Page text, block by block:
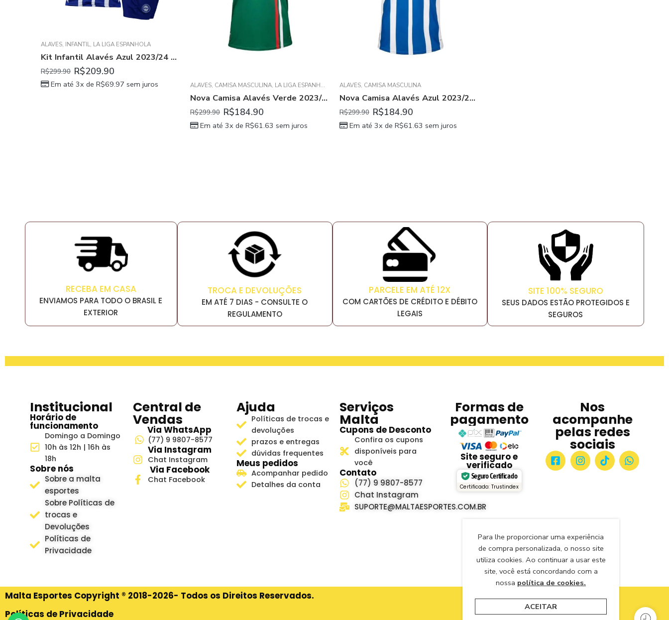
ALAVÉS, INFANTIL, LA LIGA ESPANHOLA
Kit Infantil Alavés Azul 2023/24 Unissex
R$299.90 R$209.90
Em até 3x de R$69.97 sem juros ALAVÉS, CAMISA MASCULINA, LA LIGA ESPANHOLA
Nova Camisa Alavés Verde 2023/24 Masculina
R$299.90 R$184.90
Em até 3x de R$61.63 sem juros
ALAVÉS, CAMISA MASCULINA
Nova Camisa Alavés Azul 2023/24 Masculina
R$299.90 R$184.90
Em até 3x de R$61.63 sem juros
RECEBA EM CASA
ENVIAMOS PARA TODO O BRASIL E
EXTERIOR
TROCA E DEVOLUÇÕES
EM ATÉ 7 DIAS - CONSULTE O
REGULAMENTO
PARCELE EM ATÉ 12X
COM CARTÕES DE CRÉDITO E DÉBITO
LEGAIS
SITE 100% SEGURO
SEUS DADOS ESTÃO PROTEGIDOS E
SEGUROS
Institucional
Horário de
funcionamento
Domingo a Domingo
10h às 12h | 16h às
18h
Sobre nós
Sobre a malta
esportes
Sobre Políticas de
trocas e
Devoluções
Políticas de
Privacidade
Central de
Vendas
Via WhatsApp
(77) 9 9807-8577
Via Instagram
Chat Instagram
Via Facebook
Chat Facebook
Ajuda
Políticas de trocas e
devoluções
prazos e entregas
dúvidas frequentes
Meus pedidos
Acompanhar pedido
Detalhes da conta
Serviços
Malta
Cupons de Desconto
Confira os cupons
disponíveis para
você
Contato
(77) 9 9807-8577
Chat Instagram
SUPORTE@MALTAESPORTES.COM.BR
Formas de
pagamento
Site seguro e
verificado
Seguro Certificado
Certificado: Trustindex
Nos
acompanhe
pelas redes
sociais
Malta Esportes Copyright ® 2018-2026- Todos os Direitos Reservados.
Políticas de Privacidade
Para lhe proporcionar uma experiência
de compra personalizada, o nosso site
utiliza cookies. Ao continuar a usar este
site, você está concordando com a
nossa política de cookies.
ACEITAR